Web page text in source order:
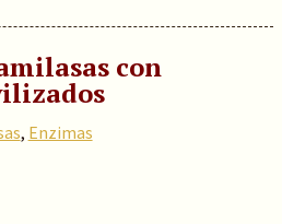
con
, Enzimas